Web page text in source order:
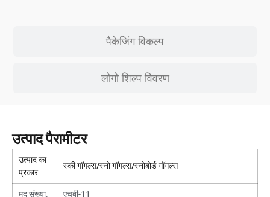
पैकेजिंग विकल्प
लोगो शिल्प विवरण
उत्पाद पैरामीटर
उत्पाद का
प्रकार
स्की गॉगल्स/स्नो गॉगल्स/स्नोबोर्ड गॉगल्स
मद संख्या. एचबी-11